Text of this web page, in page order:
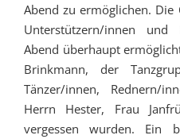
Abend zu ermöglichen. Die
Unterstützern/innen und
Abend überhaupt
Brinkmann, der
Tänzer/innen, Rednern/
Herrn Hester, Frau
vergessen wurden. Ein